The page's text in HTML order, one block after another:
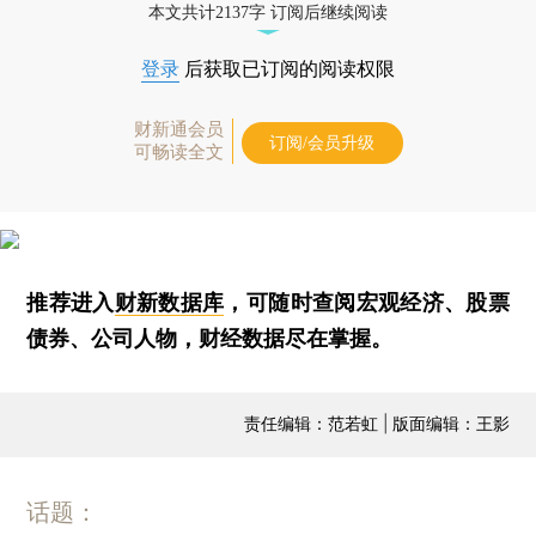
本文共计2137字 订阅后继续阅读
登录 后获取已订阅的阅读权限
财新通会员
可畅读全文
订阅/会员升级
推荐进入财新数据库 ，可随时查阅宏观经济、股票
债券、公司人物，财经数据尽在掌握。
责任编辑：范若虹 | 版面编辑：王影
话题：